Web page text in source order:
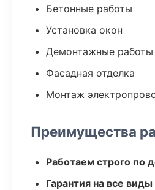
Бетонные работы
Установка окон
Демонтажные работы
Фасадная отделка
Монтаж
Преимущества
Работаем строго по
Гарантия на все